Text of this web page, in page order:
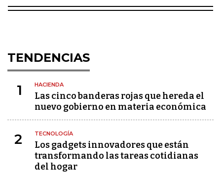
TENDENCIAS
1 HACIENDA
Las cinco banderas rojas que hereda el
nuevo gobierno en materia económica
2 TECNOLOGÍA
Los gadgets innovadores que están
transformando las tareas cotidianas
del hogar